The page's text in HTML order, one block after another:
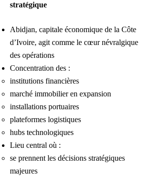
stratégique
Abidjan, capitale économique de la Côte
d’Ivoire, agit comme le cœur névralgique
des opérations
Concentration des :
institutions financières
marché immobilier en expansion
installations portuaires
plateformes logistiques
hubs technologiques
Lieu central où :
se prennent les décisions stratégiques
majeures